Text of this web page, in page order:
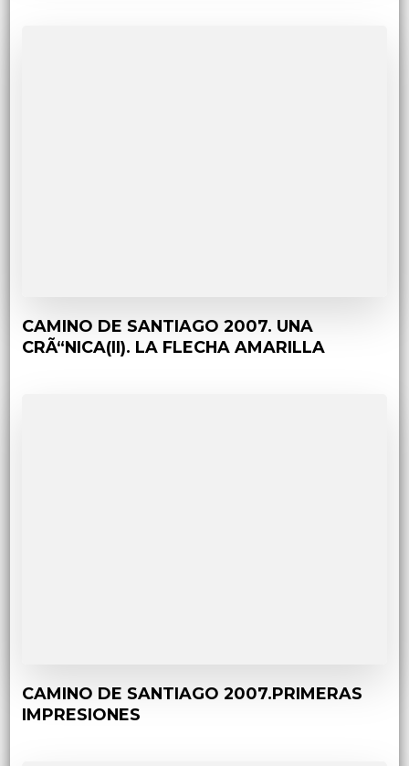
CAMINO DE SANTIAGO 2007. UNA
CRÃ“NICA(II). LA FLECHA AMARILLA
CAMINO DE SANTIAGO 2007.PRIMERAS
IMPRESIONES